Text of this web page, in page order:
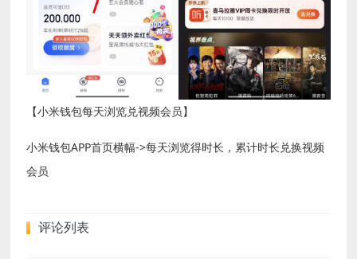
【小米钱包每天浏览兑视频会员】
小米钱包APP首页横幅->每天浏览得时长，累计时长兑换视频
会员
评论列表